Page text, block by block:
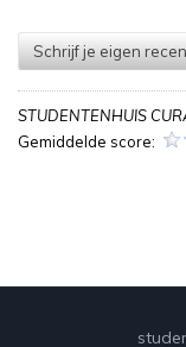
Schrijf je eigen
STUDENTENHUIS
Gemiddelde score: